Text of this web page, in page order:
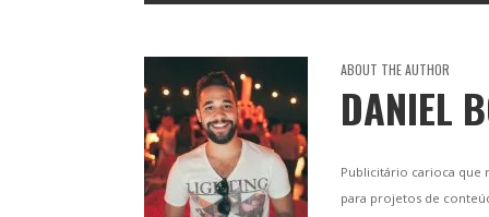
ABOUT THE AUTHOR
DANIEL
Publicitário carioca que
para projetos de